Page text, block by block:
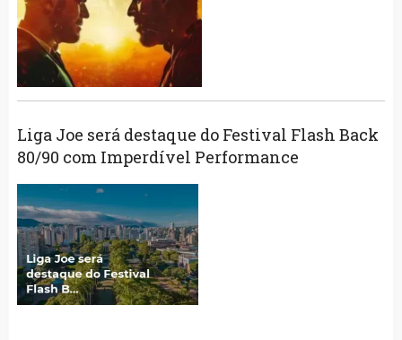
Liga Joe será destaque do Festival Flash Back
80/90 com Imperdível Performance